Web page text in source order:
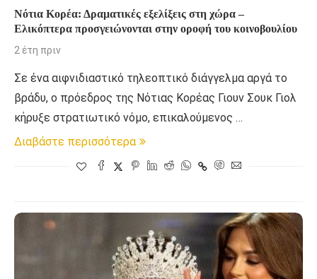
Νότια Κορέα: Δραματικές εξελίξεις στη χώρα –
Ελικόπτερα προσγειώνονται στην οροφή του κοινοβουλίου
2 έτη πριν
Σε ένα αιφνιδιαστικό τηλεοπτικό διάγγελμα αργά το
βράδυ, ο πρόεδρος της Νότιας Κορέας Γιουν Σουκ Γιολ
κήρυξε στρατιωτικό νόμο, επικαλούμενος …
Διαβάστε περισσότερα